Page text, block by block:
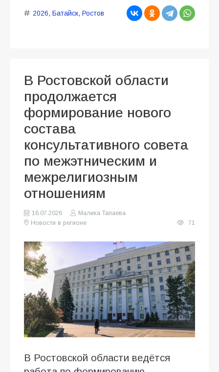
2026, Батайск, Ростов
В Ростовской области
продолжается
формирование нового
состава
консультативного совета
по межэтническим и
межрелигиозным
отношениям
16.07.2026
Малика Тапаева
Новости в регионе
71
В Ростовской области ведётся